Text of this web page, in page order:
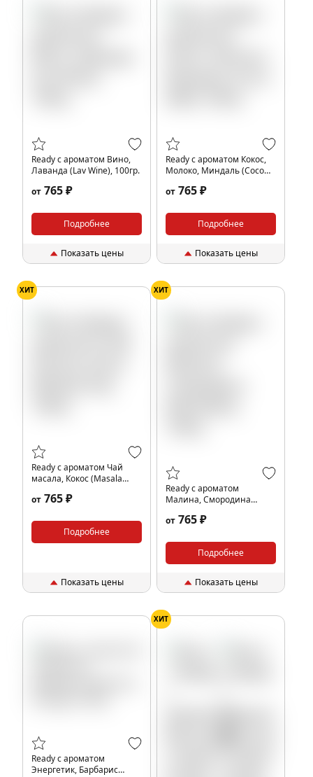
Ready с ароматом Вино,
Лаванда (Lav Wine), 100гр.
от 765 ₽
Подробнее
Показать цены
Ready с ароматом Кокос,
Молоко, Миндаль (Coco
от 765 ₽
Подробнее
Показать цены
ХИТ
Ready с ароматом Чай
масала, Кокос (Masala
от 765 ₽
Подробнее
Показать цены
ХИТ
Ready с ароматом
Малина, Смородина
от 765 ₽
Подробнее
Показать цены
Ready с ароматом
Энергетик, Барбарис
ХИТ